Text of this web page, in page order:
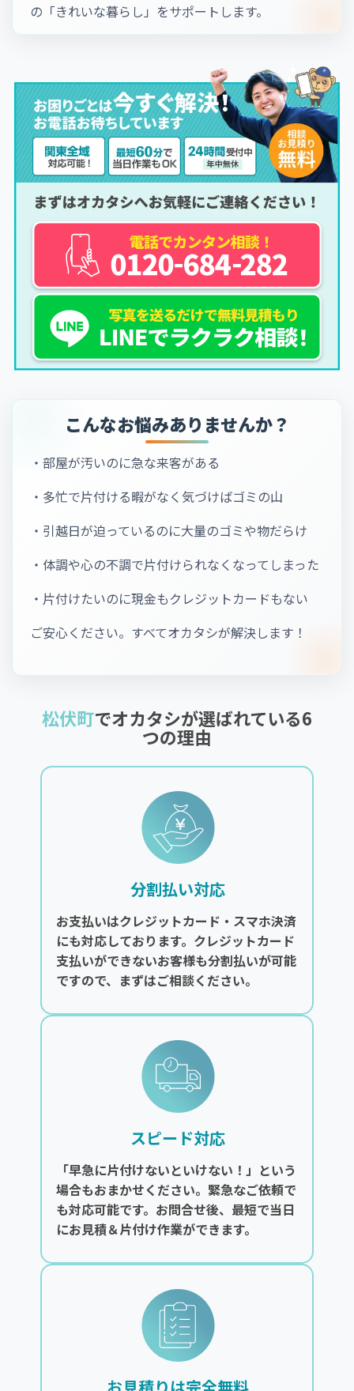
の「きれいな暮らし」をサポートします。
こんなお悩みありませんか？
・部屋が汚いのに急な来客がある
・多忙で片付ける暇がなく気づけばゴミの山
・引越日が迫っているのに大量のゴミや物だらけ
・体調や心の不調で片付けられなくなってしまった
・片付けたいのに現金もクレジットカードもない
ご安心ください。すべてオカタシが解決します！
松伏町でオカタシが選ばれている6
つの理由
分割払い対応
お支払いはクレジットカード・スマホ決済
にも対応しております。クレジットカード
支払いができないお客様も分割払いが可能
ですので、まずはご相談ください。
スピード対応
「早急に片付けないといけない！」という
場合もおまかせください。緊急なご依頼で
も対応可能です。お問合せ後、最短で当日
にお見積＆片付け作業ができます。